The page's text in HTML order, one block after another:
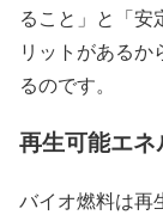
ること」と「安
リットがあるか
るのです。
再生可能エ
バイオ燃料は再